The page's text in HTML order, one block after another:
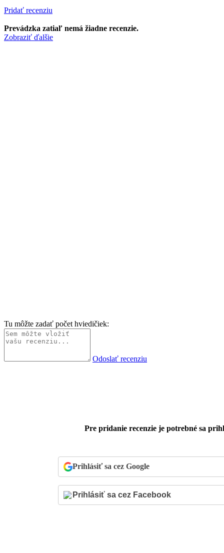
Pridať recenziu
Prevádzka zatiaľ nemá žiadne recenzie.
Zobraziť ďalšie
Tu môžte zadať počet hviedičiek:
Odoslať recenziu
Pre pridanie recenzie je potrebné sa
Prihlásiť sa cez Google